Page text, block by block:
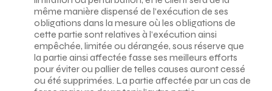
même manière dispensé de l’exécution de ses
obligations dans la mesure où les obligations de
cette partie sont relatives à l’exécution ainsi
empêchée, limitée ou dérangée, sous réserve que
la partie ainsi affectée fasse ses meilleurs efforts
pour éviter ou pallier de telles causes auront cessé
ou été supprimées. La partie affectée par un cas de